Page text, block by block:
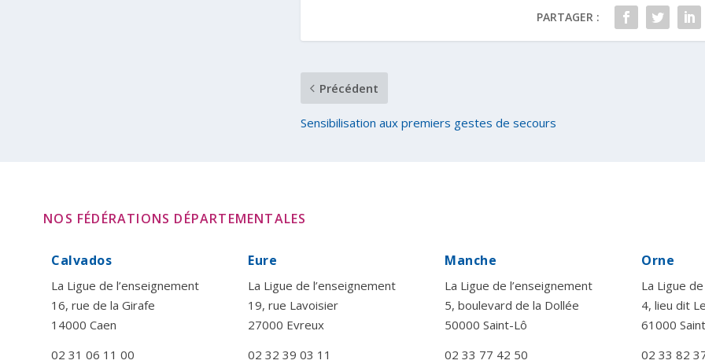
PARTAGER :
Précédent
Sensibilisation aux premiers gestes de secours
NOS FÉDÉRATIONS DÉPARTEMENTALES
Calvados
La Ligue de l’enseignement
16, rue de la Girafe
14000 Caen
02 31 06 11 00
Eure
La Ligue de l’enseignement
19, rue Lavoisier
27000 Evreux
02 32 39 03 11
Manche
La Ligue de l’enseignement
5, boulevard de la Dollée
50000 Saint-Lô
02 33 77 42 50
Orne
La Ligue
4, lieu dit
61000
02 33 82